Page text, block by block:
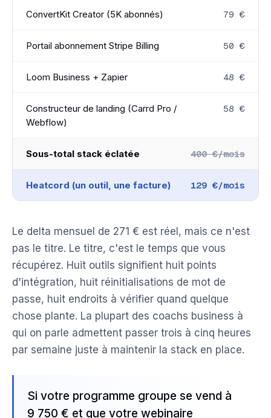
ConvertKit Creator (5K abonnés) 79 €
Portail abonnement Stripe Billing 50 €
Loom Business + Zapier 48 €
Constructeur de landing (Carrd Pro /
Webflow)
58 €
Sous-total stack éclatée 400 €/mois
Heatcord (un outil, une facture) 129 €/mois
Le delta mensuel de 271 € est réel, mais ce n'est
pas le titre. Le titre, c'est le temps que vous
récupérez. Huit outils signifient huit points
d'intégration, huit réinitialisations de mot de
passe, huit endroits à vérifier quand quelque
chose plante. La plupart des coachs business à
qui on parle admettent passer trois à cinq heures
par semaine juste à maintenir la stack en place.
Si votre programme groupe se vend à
9 750 € et que votre webinaire